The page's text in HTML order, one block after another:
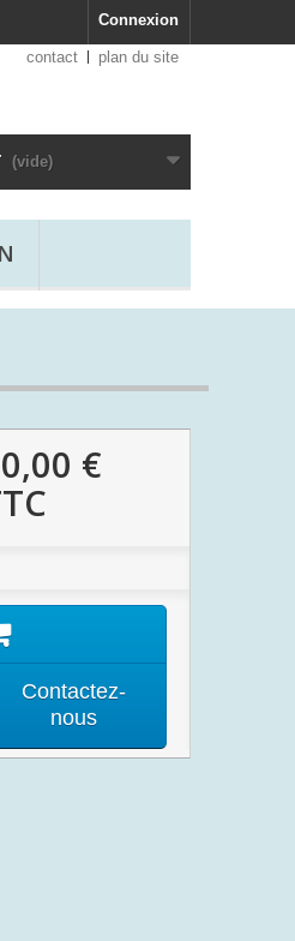
Connexion
contact plan du site
(vide)
€
Contactez-
nous